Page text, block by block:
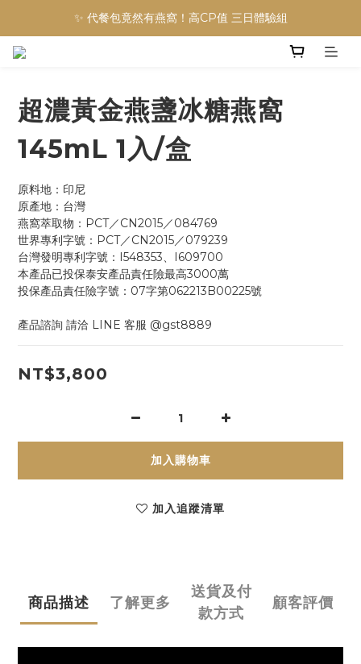
✨ 代餐包竟然有燕窩！高CP值 三日體驗組
超濃黃金燕盞冰糖燕窩
145mL 1入/盒
原料地：印尼
原產地：台灣
燕窩萃取物：PCT／CN2015／084769
世界專利字號：PCT／CN2015／079239
台灣發明專利字號：I548353、I609700
本產品已投保泰安產品責任險最高3000萬
投保產品責任險字號：07字第062213B00225號
產品諮詢 請洽 LINE 客服 @gst8889
NT$3,800
加入購物車
加入追蹤清單
商品描述 了解更多
送貨及付
款方式
顧客評價